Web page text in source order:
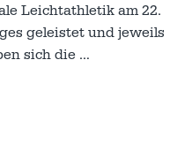
Leichtathletik am 22.
geleistet und jeweils
sich die …